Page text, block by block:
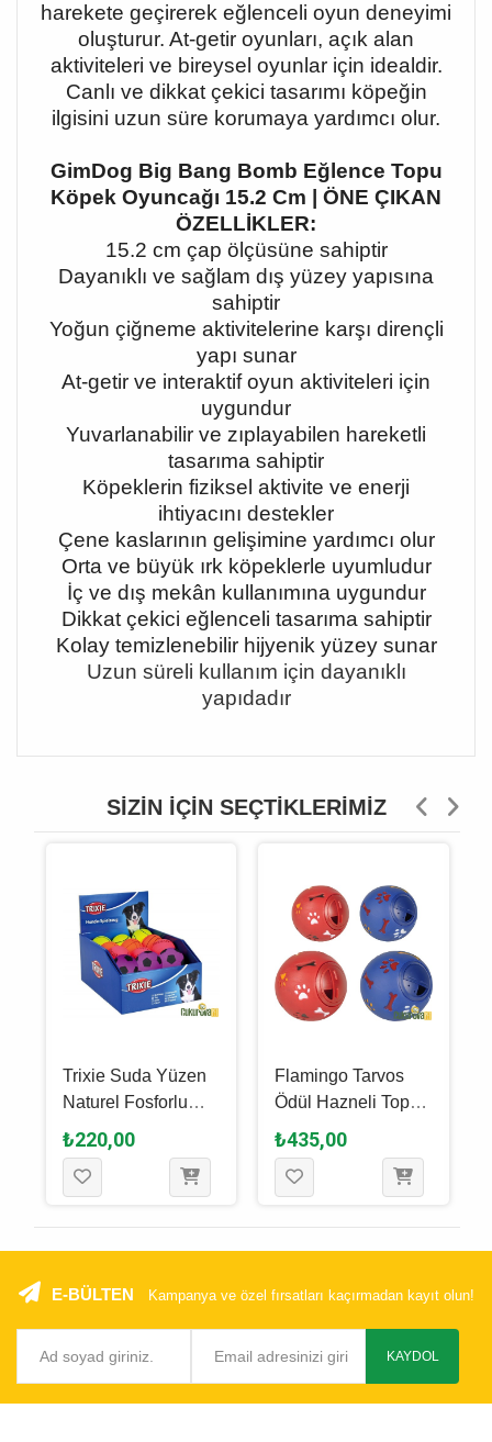
harekete geçirerek eğlenceli oyun deneyimi
oluşturur. At-getir oyunları, açık alan
aktiviteleri ve bireysel oyunlar için idealdir.
Canlı ve dikkat çekici tasarımı köpeğin
ilgisini uzun süre korumaya yardımcı olur.
GimDog Big Bang Bomb Eğlence Topu
Köpek Oyuncağı 15.2 Cm | ÖNE ÇIKAN
ÖZELLİKLER:
15.2 cm çap ölçüsüne sahiptir
Dayanıklı ve sağlam dış yüzey yapısına
sahiptir
Yoğun çiğneme aktivitelerine karşı dirençli
yapı sunar
At-getir ve interaktif oyun aktiviteleri için
uygundur
Yuvarlanabilir ve zıplayabilen hareketli
tasarıma sahiptir
Köpeklerin fiziksel aktivite ve enerji
ihtiyacını destekler
Çene kaslarının gelişimine yardımcı olur
Orta ve büyük ırk köpeklerle uyumludur
İç ve dış mekân kullanımına uygundur
Dikkat çekici eğlenceli tasarıma sahiptir
Kolay temizlenebilir hijyenik yüzey sunar
Uzun süreli kullanım için dayanıklı
yapıdadır
SIZIN İÇIN SEÇTIKLERIMIZ
Trixie Suda Yüzen
Naturel Fosforlu
Top Köpek
Oyuncağı Karışık
Çeşitli - 6 Cm
₺220,00
Flamingo Tarvos
Ödül Hazneli Top
Köpek Oyuncağı
Karışık Renkli - 7
Cm
₺435,00
E-BÜLTEN Kampanya ve özel fırsatları kaçırmadan kayıt olun!
KAYDOL